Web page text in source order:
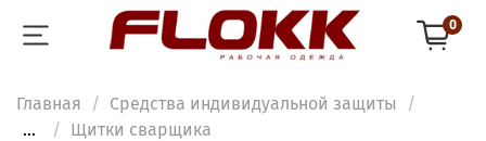
0
Главная
Средства индивидуальной защиты
...
Щитки сварщика